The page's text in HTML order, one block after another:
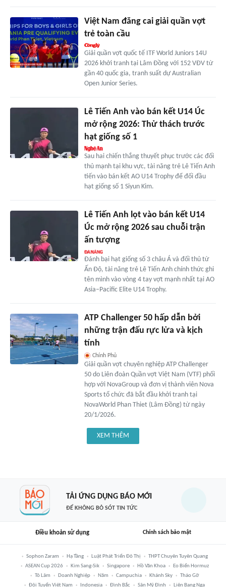
Việt Nam đăng cai giải quần vợt
trẻ toàn cầu
Giải quần vợt quốc tế ITF World Juniors 14U
2026 khởi tranh tại Lâm Đồng với 152 VĐV từ
gần 40 quốc gia, tranh suất dự Australian
Open Junior Series.
Lê Tiến Anh vào bán kết U14 Úc
mở rộng 2026: Thử thách trước
hạt giống số 1
Sau hai chiến thắng thuyết phục trước các đối
thủ mạnh tại khu vực, tài năng trẻ Lê Tiến Anh
tiến vào bán kết AO U14 Trophy để đối đầu
hạt giống số 1 Siyun Kim.
Lê Tiến Anh lọt vào bán kết U14
Úc mở rộng 2026 sau chuỗi trận
ấn tượng
Đánh bại hạt giống số 3 châu Á và đối thủ từ
Ấn Độ, tài năng trẻ Lê Tiến Anh chính thức ghi
tên mình vào vòng 4 tay vợt mạnh nhất tại AO
Asia–Pacific Elite U14 Trophy.
ATP Challenger 50 hấp dẫn bởi
những trận đấu rực lửa và kịch
tính
Chính Phủ
Giải quần vợt chuyên nghiệp ATP Challenger
50 do Liên đoàn Quần vợt Việt Nam (VTF) phối
hợp với NovaGroup và đơn vị thành viên Nova
Sports tổ chức đã bắt đầu khởi tranh tại
NovaWorld Phan Thiet (Lâm Đồng) từ ngày
20/1/2026.
XEM THÊM
TẢI ỨNG DỤNG BÁO MỚI
ĐỂ KHÔNG BỎ SÓT TIN TỨC
Điều khoản sử dụng Chính sách bảo mật
Sophon Zaram Hạ Tầng Luật Phát Triển Đô Thị
THPT Chuyên Tuyên Quang
ASEAN Cup 2026
Kim Sang-Sik Singapore Hồ Văn Khoa
Eo Biển Hormuz
Tô Lâm
Doanh Nghiệp Năm Campuchia Khánh Sky
Tháo Gỡ
Đội Tuyển Việt Nam
Indonesia Đình Bắc Sân Mỹ Đình Liên Bang Nga